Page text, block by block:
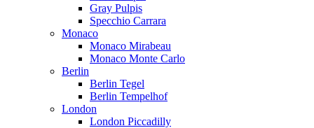
Gray Pulpis
Specchio Carrara
Monaco
Monaco Mirabeau
Monaco Monte Carlo
Berlin
Berlin Tegel
Berlin Tempelhof
London
London Piccadilly